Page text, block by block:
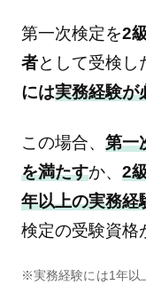
第一次検定を2
者として受検し
には実務経験が
この場合、 第一
を満たすか、 2
年以上の実務
検定の受験資格
※実務経験には1年以